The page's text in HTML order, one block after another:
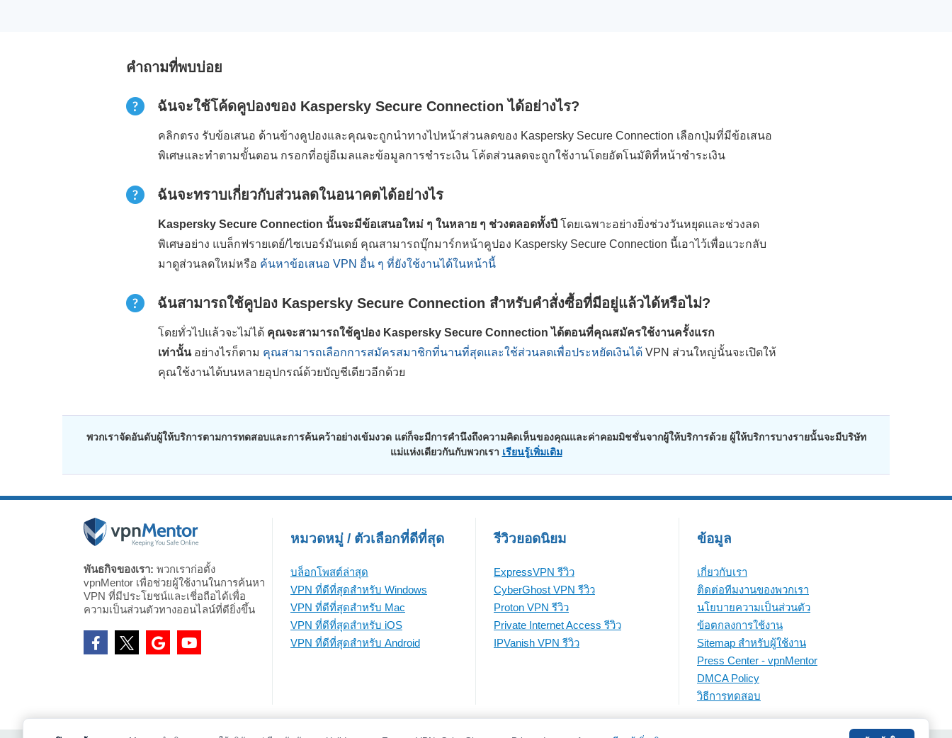
คำถามที่พบบ่อย
ฉันจะใช้โค้ดคูปองของ Kaspersky Secure Connection ได้อย่างไร?
คลิกตรง รับข้อเสนอ ด้านข้างคูปองและคุณจะถูกนำทางไปหน้าส่วนลดของ Kaspersky Secure Connection เลือกปุ่มที่มีข้อเสนอ
พิเศษและทำตามขั้นตอน กรอกที่อยู่อีเมลและข้อมูลการชำระเงิน โค้ดส่วนลดจะถูกใช้งานโดยอัตโนมัติที่หน้าชำระเงิน
ฉันจะทราบเกี่ยวกับส่วนลดในอนาคตได้อย่างไร
Kaspersky Secure Connection นั้นจะมีข้อเสนอใหม่ ๆ ในหลาย ๆ ช่วงตลอดทั้งปี โดยเฉพาะอย่างยิ่งช่วงวันหยุดและช่วงลด
พิเศษอย่าง แบล็กฟรายเดย์/ไซเบอร์มันเดย์ คุณสามารถบุ๊กมาร์กหน้าคูปอง Kaspersky Secure Connection นี้เอาไว้เพื่อแวะกลับ
มาดูส่วนลดใหม่หรือ ค้นหาข้อเสนอ VPN อื่น ๆ ที่ยังใช้งานได้ในหน้านี้
ฉันสามารถใช้คูปอง Kaspersky Secure Connection สำหรับคำสั่งซื้อที่มีอยู่แล้วได้หรือไม่?
โดยทั่วไปแล้วจะไม่ได้ คุณจะสามารถใช้คูปอง Kaspersky Secure Connection ได้ตอนที่คุณสมัครใช้งานครั้งแรก
เท่านั้นอย่างไรก็ตาม คุณสามารถเลือกการสมัครสมาชิกที่นานที่สุดและใช้ส่วนลดเพื่อประหยัดเงินได้ VPN ส่วนใหญ่นั้นจะเปิดให้
คุณใช้งานได้บนหลายอุปกรณ์ด้วยบัญชีเดียวอีกด้วย
พวกเราจัดอันดับผู้ให้บริการตามการทดสอบและการค้นคว้าอย่างเข้มงวด แต่ก็จะมีการคำนึงถึงความคิดเห็นของคุณและค่าคอมมิชชั่นจากผู้ให้บริการด้วย ผู้ให้บริการบางรายนั้นจะมีบริษัท
แม่แห่งเดียวกันกับพวกเรา เรียนรู้เพิ่มเติม
พันธกิจของเรา: พวกเราก่อตั้ง
vpnMentor เพื่อช่วยผู้ใช้งานในการค้นหา
VPN ที่มีประโยชน์และเชี่อถือได้เพื่อ
ความเป็นส่วนตัวทางออนไลน์ที่ดียิ่งขึ้น
หมวดหมู่ / ตัวเลือกที่ดีที่สุด
บล็อกโพสต์ล่าสุด
VPN ที่ดีที่สุดสำหรับ Windows
VPN ที่ดีที่สุดสำหรับ Mac
VPN ที่ดีที่สุดสำหรับ iOS
VPN ที่ดีที่สุดสำหรับ Android
รีวิวยอดนิยม
ExpressVPN รีวิว
CyberGhost VPN รีวิว
Proton VPN รีวิว
Private Internet Access รีวิว
IPVanish VPN รีวิว
ข้อมูล
เกี่ยวกับเรา
ติดต่อทีมงานของพวกเรา
นโยบายความเป็นส่วนตัว
ข้อตกลงการใช้งาน
Sitemap สำหรับผู้ใช้งาน
Press Center - vpnMentor
DMCA Policy
วิธีการทดสอบ